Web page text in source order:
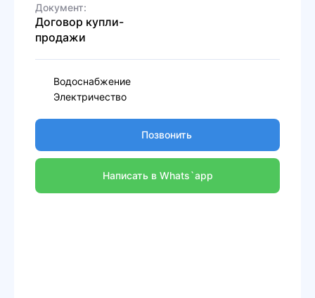
Документ:
Договор купли-
продажи
Водоснабжение
Электричество
Позвонить
Написать в Whats`app